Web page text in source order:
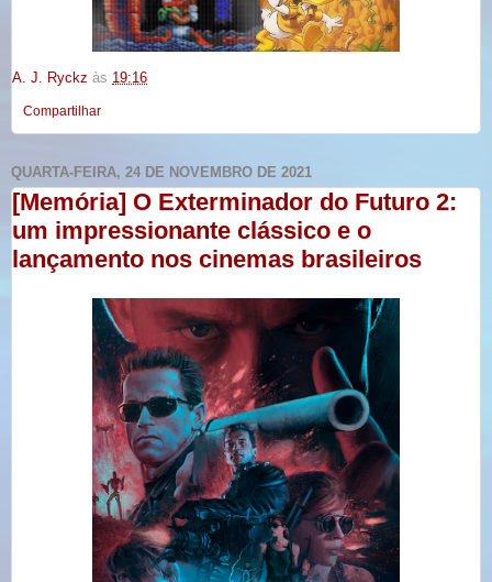
A. J. Ryckz às 19:16
Compartilhar
QUARTA-FEIRA, 24 DE NOVEMBRO DE 2021
[Memória] O Exterminador do Futuro 2:
um impressionante clássico e o
lançamento nos cinemas brasileiros